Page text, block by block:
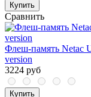
Купить
Сравнить
Флеш-память Netac
version
3224 руб
Купить